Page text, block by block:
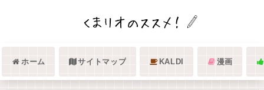
ホーム サイトマップ KALDI 漫画